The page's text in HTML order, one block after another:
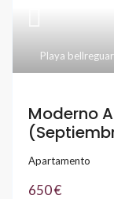
Playa
Moderno
Apartamento
650 €